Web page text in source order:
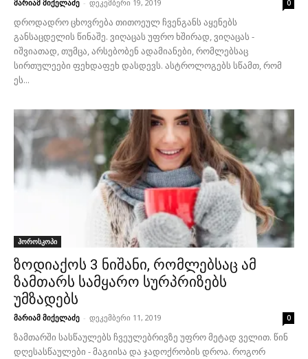
მარიამ მიქელაძე - დეკემბერი 19, 2019 0
დროდადრო ცხოვრება თითოეულ ჩვენგანს აყენებს
განსაცდელის წინაშე. ვიღაცას უფრო ხშირად, ვიღაცას -
იშვიათად, თუმცა, არსებობენ ადამიანები, რომლებსაც
სირთულეები ფეხდაფეხ დასდევს. ასტროლოგებს სწამთ, რომ
ეს...
ჰოროსკოპი
ზოდიაქოს 3 ნიშანი, რომლებსაც ამ
ზამთარს სამყარო სურპრიზებს
უმზადებს
მარიამ მიქელაძე - დეკემბერი 11, 2019 0
ზამთარში სასწაულებს ჩვეულებრივზე უფრო მეტად ველით. წინ
დღესასწაულები - მაგიისა და ჯადოქრობის დროა. როგორ